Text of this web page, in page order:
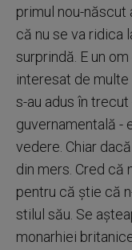
primul nou-născut
că nu se va ridica
surprindă. E un
interesat de
s-au adus în
guvernamentală -
vedere. Chiar
din mers. Cred că
pentru că știe că
stilul său. Se
monarhiei